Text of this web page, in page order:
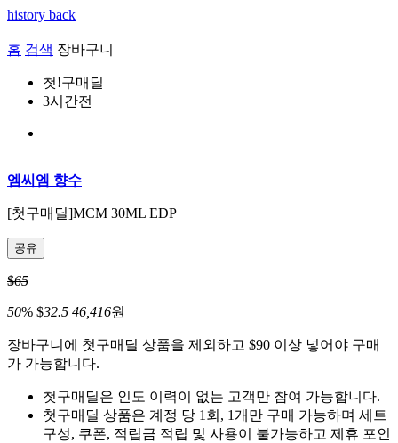
history back
홈 검색 장바구니
첫!구매딜
3시간전
엠씨엠 향수
[첫구매딜]MCM 30ML EDP
공유
$65
50% $32.5 46,416원
장바구니에 첫구매딜 상품을 제외하고 $90 이상 넣어야 구매
가 가능합니다.
첫구매딜은 인도 이력이 없는 고객만 참여 가능합니다.
첫구매딜 상품은 계정 당 1회, 1개만 구매 가능하며 세트
구성, 쿠폰, 적립금 적립 및 사용이 불가능하고 제휴 포인